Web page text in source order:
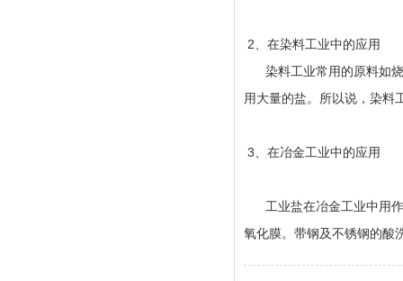
2、在染料工业中的应用
染料工业常用的原料如烧
用大量的盐。所以说，染料
3、在冶金工业中的应用
工业盐在冶金工业中用作
氧化膜。带钢及不锈钢的酸